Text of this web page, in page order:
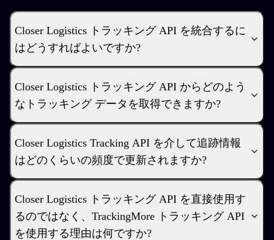
Closer Logistics トラッキング API を統合するに
はどうすればよいですか?
Closer Logistics トラッキング API からどのよう
なトラッキング データを取得できますか?
Closer Logistics Tracking API を介して追跡情報
はどのくらいの頻度で更新されますか?
Closer Logistics トラッキング API を直接使用す
るのではなく、TrackingMore トラッキング API
を使用する理由は何ですか?